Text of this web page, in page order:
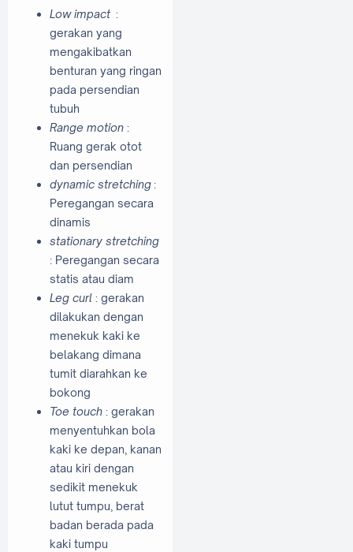
Low impact :
gerakan yang
mengakibatkan
benturan yang ringan
pada persendian
tubuh
Range motion :
Ruang gerak otot
dan persendian
dynamic stretching :
Peregangan secara
dinamis
stationary stretching
: Peregangan secara
statis atau diam
Leg curl : gerakan
dilakukan dengan
menekuk kaki ke
belakang dimana
tumit diarahkan ke
bokong
Toe touch : gerakan
menyentuhkan bola
kaki ke depan, kanan
atau kiri dengan
sedikit menekuk
lutut tumpu, berat
badan berada pada
kaki tumpu